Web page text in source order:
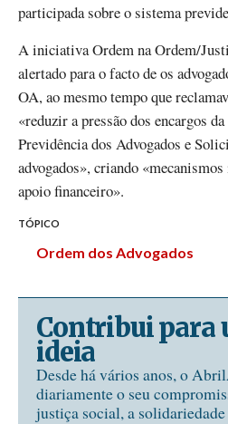
participada sobre o sistema
A iniciativa Ordem na Ordem/
alertado para o facto de os
OA, ao mesmo tempo que
«reduzir a pressão dos encargos
Previdência dos Advogados e
advogados», criando
apoio financeiro».
TÓPICO
Ordem dos Advogados
Contribui para
ideia
Desde há vários anos, o
diariamente o seu
justiça social, a solidariedade